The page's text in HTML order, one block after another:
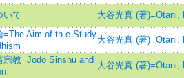
いて
大谷光真 (著)=Otani,
=The Aim of th e Study
大谷光真 (著)=Otani,
宗教=Jodo Sinshu and
大谷光真 (著)=Otani,